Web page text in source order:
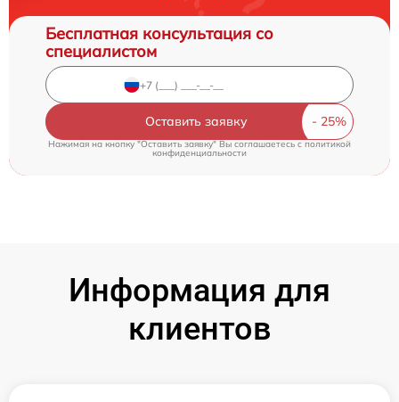
Бесплатная консультация со
специалистом
Оставить заявку
Нажимая на кнопку "Оставить заявку" Вы соглашаетесь cполитикой
конфиденциальности
Информация для
клиентов